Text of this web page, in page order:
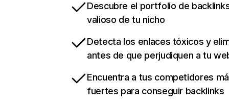
Descubre el portfolio de
valioso de tu nicho
Detecta los enlaces tóxicos y
antes de que perjudiquen a tu
Encuentra a tus competidores
fuertes para conseguir backlinks